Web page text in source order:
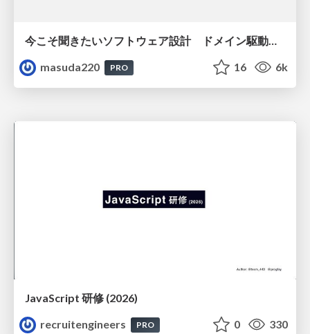
今こそ聞きたいソフトウェア設計 ドメイン駆動設計再入門
masuda220
PRO 16 6k
JavaScript 研修 (2026)
recruitengineers
PRO 0 330